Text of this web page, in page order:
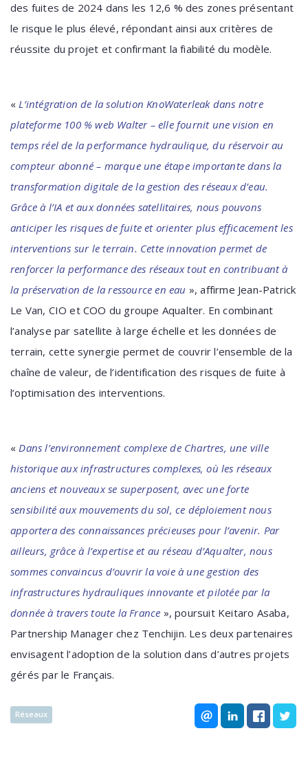
des fuites de 2024 dans les 12,6 % des zones présentant
le risque le plus élevé, répondant ainsi aux critères de
réussite du projet et confirmant la fiabilité du modèle.
«L’intégration de la solution KnoWaterleak dans notre
plateforme 100 % web Walter – elle fournit une vision en
temps réel de la performance hydraulique, du réservoir au
compteur abonné – marque une étape importante dans la
transformation digitale de la gestion des réseaux d’eau.
Grâce à l’IA et aux données satellitaires, nous pouvons
anticiper les risques de fuite et orienter plus efficacement les
interventions sur le terrain. Cette innovation permet de
renforcer la performance des réseaux tout en contribuant à
la préservation de la ressource en eau », affirme Jean-Patrick
Le Van, CIO et COO du groupe Aqualter. En combinant
l’analyse par satellite à large échelle et les données de
terrain, cette synergie permet de couvrir l’ensemble de la
chaîne de valeur, de l’identification des risques de fuite à
l’optimisation des interventions.
«Dans l’environnement complexe de Chartres, une ville
historique aux infrastructures complexes, où les réseaux
anciens et nouveaux se superposent, avec une forte
sensibilité aux mouvements du sol, ce déploiement nous
apportera des connaissances précieuses pour l’avenir. Par
ailleurs, grâce à l’expertise et au réseau d’Aqualter, nous
sommes convaincus d’ouvrir la voie à une gestion des
infrastructures hydrauliques innovante et pilotée par la
donnée à travers toute la France », poursuit Keitaro Asaba,
Partnership Manager chez Tenchijin. Les deux partenaires
envisagent l’adoption de la solution dans d’autres projets
gérés par le Français.
Réseaux